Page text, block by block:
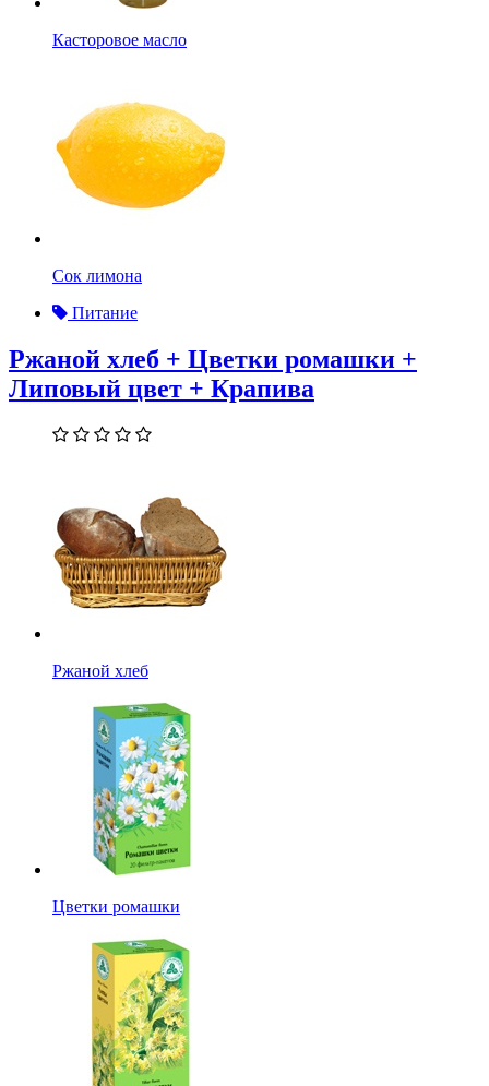
Касторовое масло
Сок лимона
Питание
Ржаной хлеб + Цветки ромашки +
Липовый цвет + Крапива
Ржаной хлеб
Цветки ромашки